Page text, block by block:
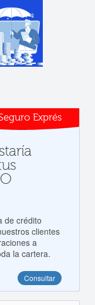
Exprés
de crédito
clientes
a
la cartera.
Consultar